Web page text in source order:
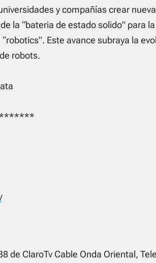
y compañías crear
la “bateria de estado solido” para
Este avance subraya la
robots.
de ClaroTv Cable Onda Oriental,